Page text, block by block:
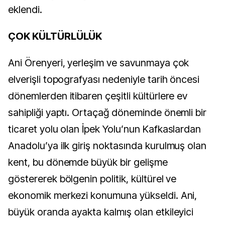
eklendi.
ÇOK KÜLTÜRLÜLÜK
Ani Örenyeri, yerleşim ve savunmaya çok
elverişli topografyası nedeniyle tarih öncesi
dönemlerden itibaren çeşitli kültürlere ev
sahipliği yaptı. Ortaçağ döneminde önemli bir
ticaret yolu olan İpek Yolu’nun Kafkaslardan
Anadolu’ya ilk giriş noktasında kurulmuş olan
kent, bu dönemde büyük bir gelişme
göstererek bölgenin politik, kültürel ve
ekonomik merkezi konumuna yükseldi. Ani,
büyük oranda ayakta kalmış olan etkileyici